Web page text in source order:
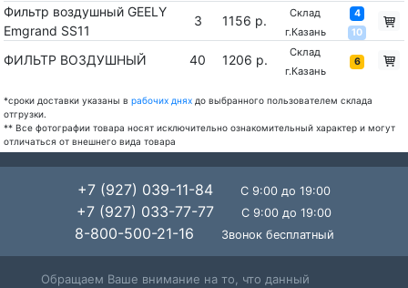
Фильтр воздушный GEELY
Emgrand SS11
3 1156 р.
Склад
г.Казань
4
10
ФИЛЬТР ВОЗДУШНЫЙ 40 1206 р.
Склад
г.Казань
6
*сроки доставки указаны в рабочих днях до выбранного пользователем склада
отгрузки.
** Все фотографии товара носят исключительно ознакомительный характер и могут
отличаться от внешнего вида товара
+7 (927) 039-11-84 С 9:00 до 19:00
+7 (927) 033-77-77 С 9:00 до 19:00
8-800-500-21-16 Звонок бесплатный
Обращаем Ваше внимание на то, что данный